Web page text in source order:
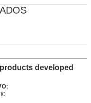
developed